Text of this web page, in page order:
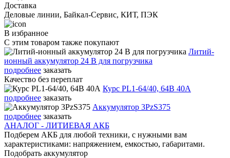
Доставка
Деловые линии, Байкал-Сервис, КИТ, ПЭК
В избранное
С этим товаром также покупают
Литий-
ионный аккумулятор 24 В для погрузчика
подробнее заказать
Качество без переплат
Курс PL1-64/40, 64В 40А
подробнее заказать
Аккумулятор 3PzS375
подробнее заказать
АНАЛОГ - ЛИТИЕВАЯ АКБ
Подберем АКБ для любой техники, с нужными вам
характеристиками: напряжением, емкостью, габаритами.
Подобрать аккумулятор